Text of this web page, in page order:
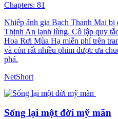
Chapters: 81
Nhiếp ảnh gia Bạch Thanh Mai
Thịnh An lạnh lùng. Cô lập quy
Hoa Rơi Mùa Hạ miễn phí trên
và còn rất nhiều phim được ưa
phá.
NetShort
Sống lại một đời mỹ mãn